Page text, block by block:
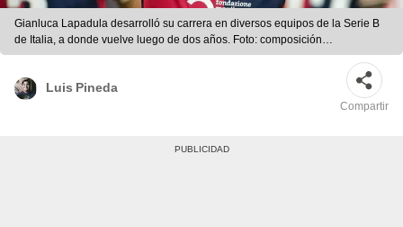
Gianluca Lapadula desarrolló su carrera en diversos equipos de la Serie B
de Italia, a donde vuelve luego de dos años. Foto: composición
LR/Instagram
Luis Pineda
Compartir